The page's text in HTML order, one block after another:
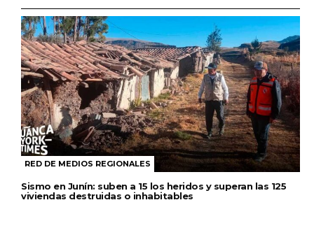
RED DE MEDIOS REGIONALES
Sismo en Junín: suben a 15 los heridos y superan las 125
viviendas destruidas o inhabitables